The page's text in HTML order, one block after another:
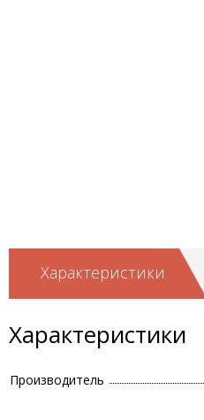
Характеристики
Характеристики
Производитель